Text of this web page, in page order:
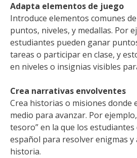
Adapta elementos de juego
Introduce elementos comunes
puntos, niveles, y medallas. Por
estudiantes pueden ganar
tareas o participar en clase, y
en niveles o insignias visibles
Crea narrativas envolventes
Crea historias o misiones donde
medio para avanzar. Por
tesoro” en la que los
español para resolver enigmas y
historia.